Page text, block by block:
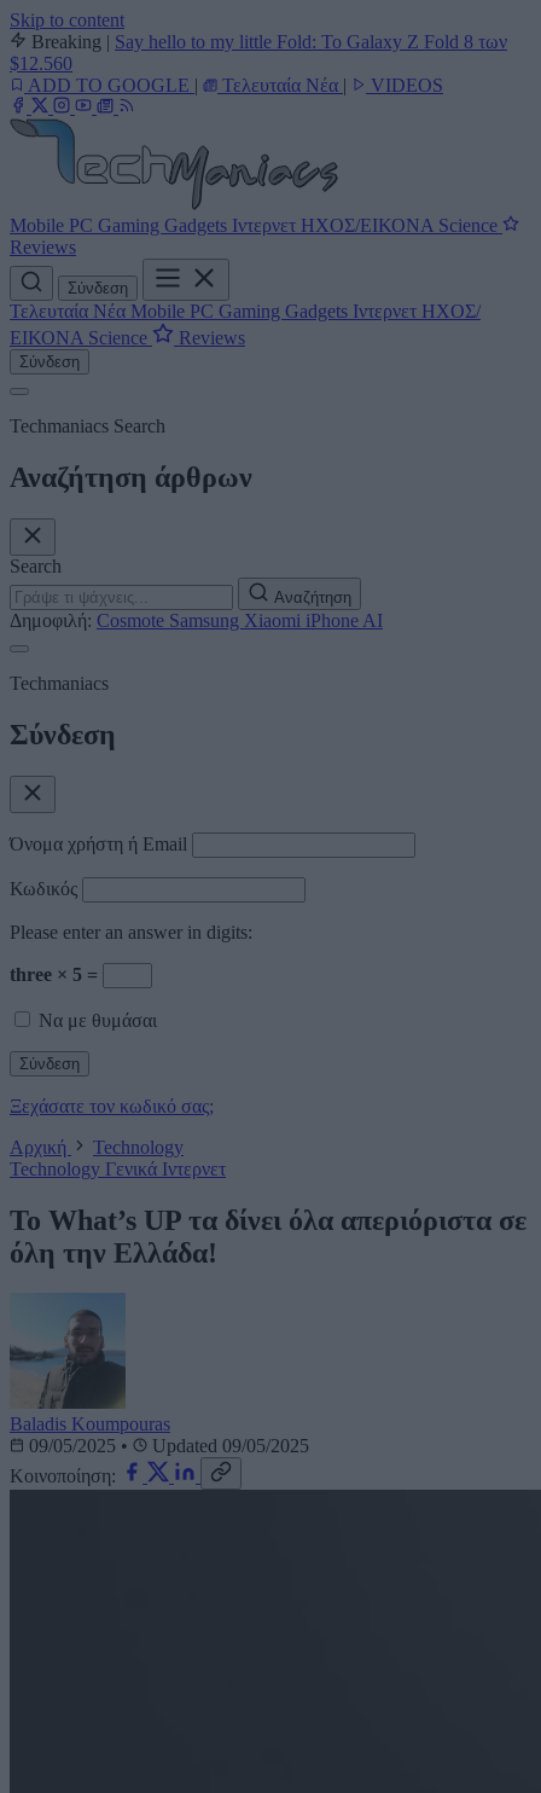
Skip to content
Breaking | Say hello to my little Fold: Το Galaxy Z Fold 8 των
$12.560
ADD TO GOOGLE | Τελευταία Νέα | VIDEOS
Mobile PC Gaming Gadgets Ιντερνετ ΗΧΟΣ/ΕΙΚΟΝΑ Science
Reviews
Σύνδεση
Τελευταία Νέα Mobile PC Gaming Gadgets Ιντερνετ ΗΧΟΣ/
ΕΙΚΟΝΑ Science Reviews
Σύνδεση
Techmaniacs Search
Αναζήτηση άρθρων
Search
Αναζήτηση
Δημοφιλή: Cosmote Samsung Xiaomi iPhone AI
Techmaniacs
Σύνδεση
Όνομα χρήστη ή Email
Κωδικός
Please enter an answer in digits:
three × 5 =
Να με θυμάσαι
Ξεχάσατε τον κωδικό σας;
Αρχική
Technology
Technology Γενικά Ιντερνετ
Το What’s UP τα δίνει όλα απεριόριστα σε
όλη την Ελλάδα!
Baladis Koumpouras
09/05/2025 •
Updated 09/05/2025
Κοινοποίηση: